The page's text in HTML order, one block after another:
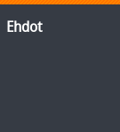
Ehdot